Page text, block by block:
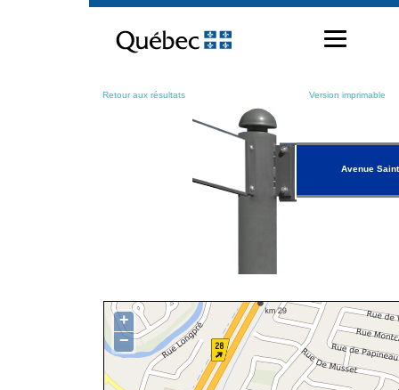
contenu
Retour aux résultats Version imprimable
Avenue
+
−